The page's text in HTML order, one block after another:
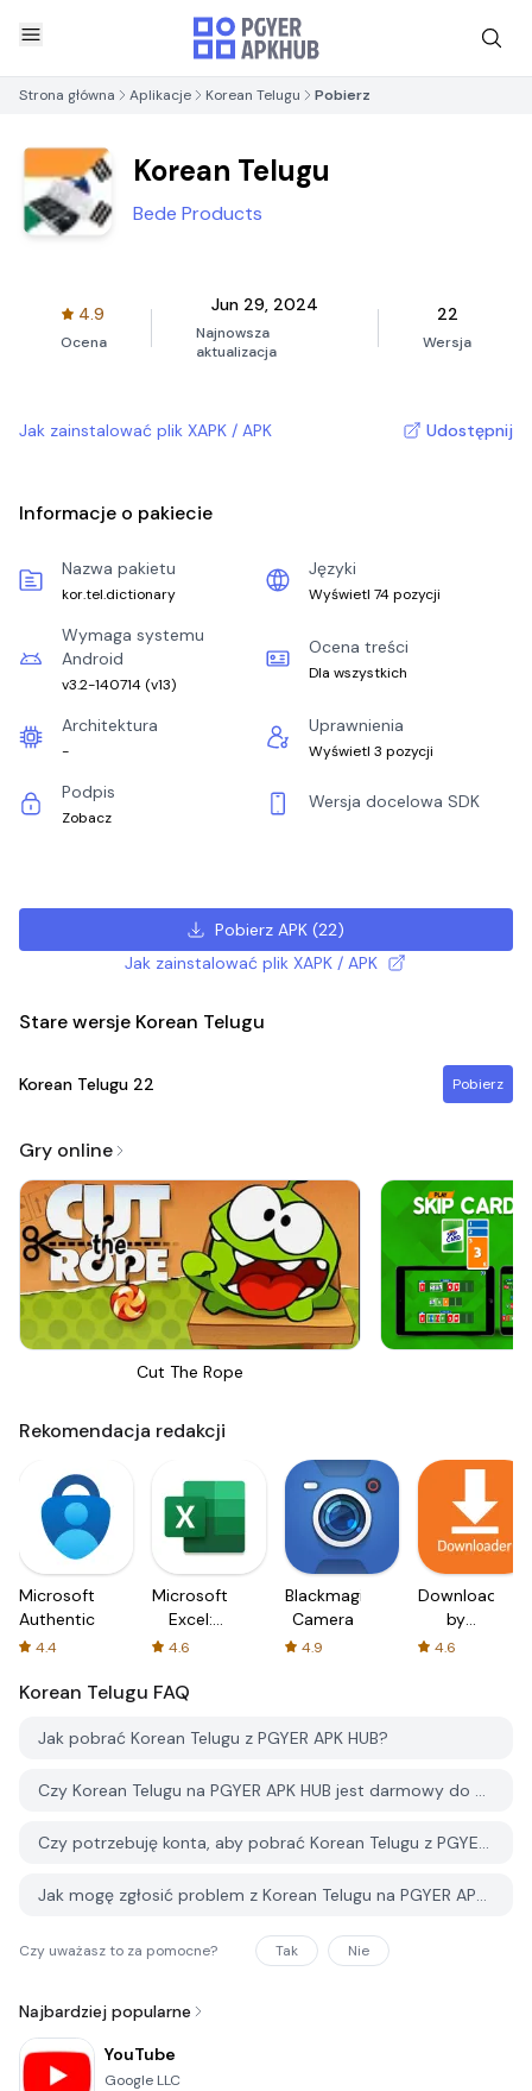
Strona główna Aplikacje Korean Telugu Pobierz
Korean Telugu
Bede Products
4.9
Ocena
Jun 29, 2024
Najnowsza
aktualizacja
22
Wersja
Jak zainstalować plik XAPK / APK Udostępnij
Informacje o pakiecie
Nazwa pakietu
kor.tel.dictionary
Języki
Wyświetl 74 pozycji
Wymaga systemu
Android
v3.2-140714(v13)
Ocena treści
Dla wszystkich
Architektura
-
Uprawnienia
Wyświetl 3 pozycji
Podpis
Zobacz
Wersja docelowa SDK
Pobierz APK (22)
Jak zainstalować plik XAPK / APK
Stare wersje Korean Telugu
Korean Telugu 22 Pobierz
Gry online
Cut The Rope
Rekomendacja redakcji
Microsoft
Authenticator
4.4
Microsoft
Excel:
Spreadsheets
4.6
Blackmagic
Camera
4.9
Downloader
by
AFTVnews
4.6
Korean Telugu FAQ
Jak pobrać Korean Telugu z PGYER APK HUB?
Czy Korean Telugu na PGYER APK HUB jest darmowy do pobrania?
Czy potrzebuję konta, aby pobrać Korean Telugu z PGYER APK HUB?
Jak mogę zgłosić problem z Korean Telugu na PGYER APK HUB?
Czy uważasz to za pomocne? Tak Nie
Najbardziej popularne
YouTube
Google LLC